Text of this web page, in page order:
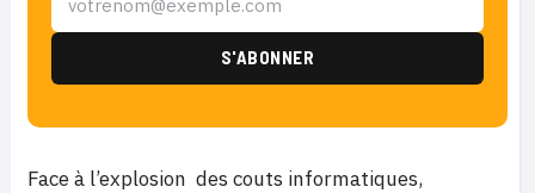
Face à l’explosion des couts informatiques,